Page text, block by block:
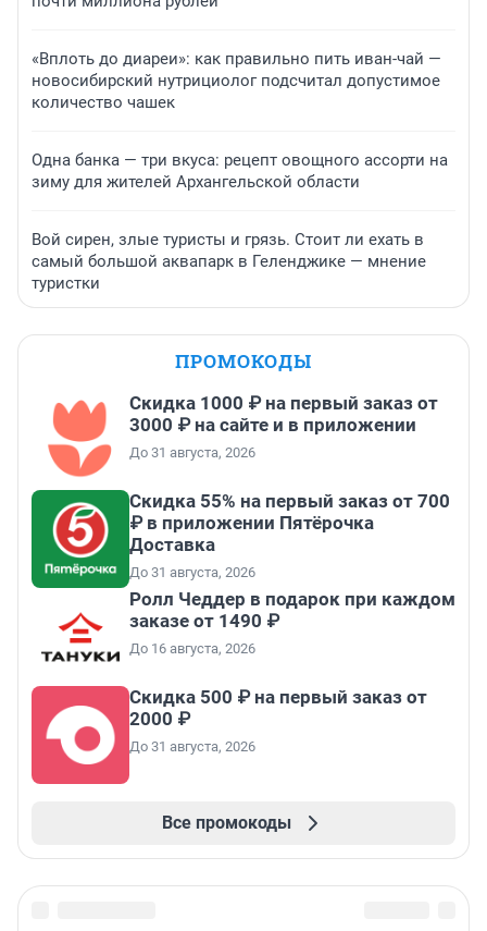
«Вплоть до диареи»: как правильно пить иван-чай —
новосибирский нутрициолог подсчитал допустимое
количество чашек
Одна банка — три вкуса: рецепт овощного ассорти на
зиму для жителей Архангельской области
Вой сирен, злые туристы и грязь. Стоит ли ехать в
самый большой аквапарк в Геленджике — мнение
туристки
ПРОМОКОДЫ
Скидка 1000 ₽ на первый заказ от
3000 ₽ на сайте и в приложении
До 31 августа, 2026
Скидка 55% на первый заказ от 700
₽ в приложении Пятёрочка
Доставка
До 31 августа, 2026
Ролл Чеддер в подарок при каждом
заказе от 1490 ₽
До 16 августа, 2026
Скидка 500 ₽ на первый заказ от
2000 ₽
До 31 августа, 2026
Все промокоды